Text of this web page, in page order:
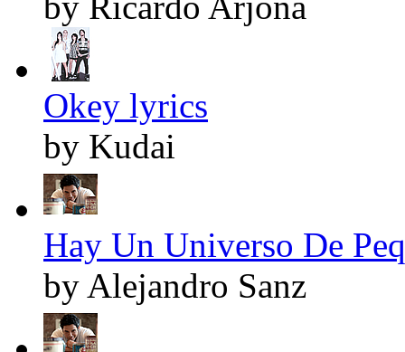
Okey lyrics
by Kudai
Hay Un Universo De
by Alejandro Sanz